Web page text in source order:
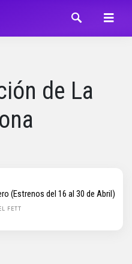
de La
(Estrenos del 16 al 30 de Abril)
FETT